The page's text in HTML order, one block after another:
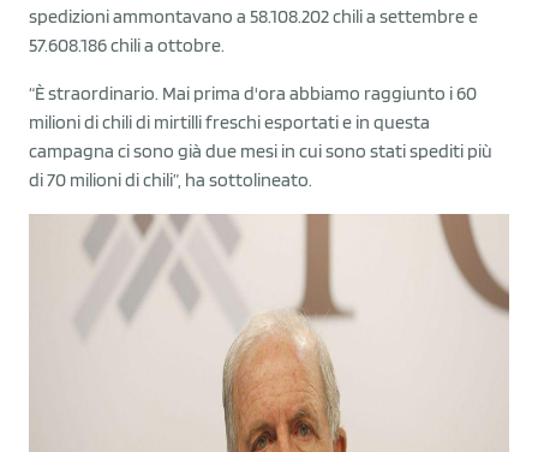
spedizioni ammontavano a 58.108.202 chili a settembre e
57.608.186 chili a ottobre.
“È straordinario. Mai prima d'ora abbiamo raggiunto i 60
milioni di chili di mirtilli freschi esportati e in questa
campagna ci sono già due mesi in cui sono stati spediti più
di 70 milioni di chili”, ha sottolineato.